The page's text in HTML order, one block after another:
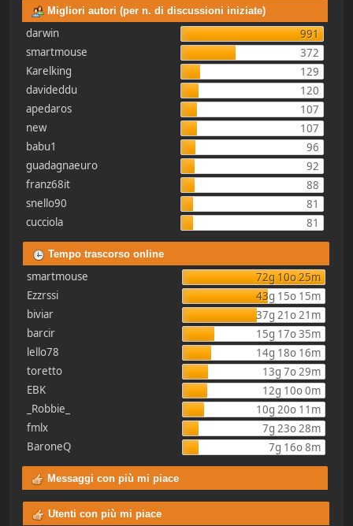
Migliori autori (per n. di discussioni iniziate)
darwin
991
smartmouse
372
Karelking
129
davideddu
120
apedaros
107
new
107
babu1
96
guadagnaeuro
92
franz68it
88
snello90
81
cucciola
81
Tempo trascorso online
smartmouse
72g 10o 25m
Ezzrssi
43g 15o 15m
biviar
37g 21o 21m
barcir
15g 17o 35m
lello78
14g 18o 16m
toretto
13g 7o 29m
EBK
12g 10o 0m
_Robbie_
10g 20o 11m
fmlx
7g 23o 28m
BaroneQ
7g 16o 8m
Messaggi con più mi piace
Utenti con più mi piace